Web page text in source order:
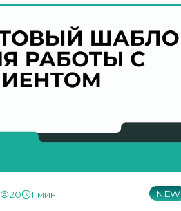
NEW
20 1 мин